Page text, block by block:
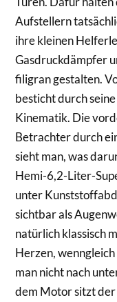
Aufstellern
ihre kleinen
Gasdruckdämpfer
filigran gestalten.
besticht durch
Kinematik. Die
Betrachter durch
sieht man, was
Hemi-6,2-Liter-
unter
sichtbar als
natürlich klassisch
Herzen,
man nicht nach
dem Motor sitzt